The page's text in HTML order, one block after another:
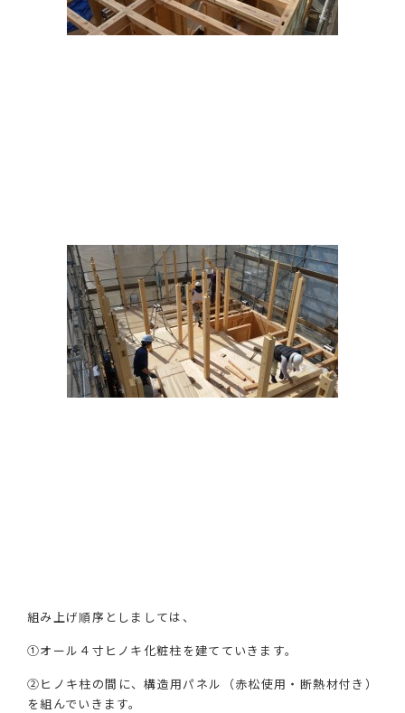
組み上げ順序としましては、
①オール４寸ヒノキ化粧柱を建てていきます。
②ヒノキ柱の間に、構造用パネル（赤松使用・断熱材付き）
を組んでいきます。